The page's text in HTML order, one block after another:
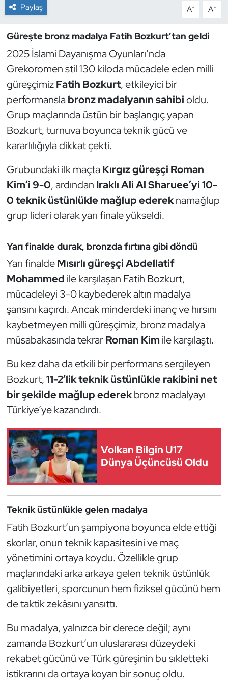
Paylaş A- A+
Güreşte bronz madalya Fatih Bozkurt’tan geldi
2025 İslami Dayanışma Oyunları’nda
Grekoromen stil 130 kiloda mücadele eden milli
güreşçimizFatih Bozkurt, etkileyici bir
performansla bronz madalyanın sahibioldu.
Grup maçlarında üstün bir başlangıç yapan
Bozkurt, turnuva boyunca teknik gücü ve
kararlılığıyla dikkat çekti.
Grubundaki ilk maçta Kırgız güreşçi Roman
Kim’i 9-0, ardından Iraklı Ali Al Sharuee’yi 10-
0 teknik üstünlükle mağlup edereknamağlup
grup lideri olarak yarı finale yükseldi.
Yarı finalde durak, bronzda fırtına gibi döndü
Yarı finaldeMısırlı güreşçi Abdellatif
Mohammed ile karşılaşan Fatih Bozkurt,
mücadeleyi 3-0 kaybederek altın madalya
şansını kaçırdı. Ancak minderdeki inanç ve hırsını
kaybetmeyen milli güreşçimiz, bronz madalya
müsabakasında tekrarRoman Kimile karşılaştı.
Bu kez daha da etkili bir performans sergileyen
Bozkurt,11-2’lik teknik üstünlükle rakibini net
bir şekilde mağlup ederekbronz madalyayı
Türkiye’ye kazandırdı.
Volkan Bilgin U17
Dünya Üçüncüsü Oldu
Teknik üstünlükle gelen madalya
Fatih Bozkurt’un şampiyona boyunca elde ettiği
skorlar, onun teknik kapasitesini ve maç
yönetimini ortaya koydu. Özellikle grup
maçlarındaki arka arkaya gelen teknik üstünlük
galibiyetleri, sporcunun hem fiziksel gücünü hem
de taktik zekâsını yansıttı.
Bu madalya, yalnızca bir derece değil; aynı
zamanda Bozkurt’un uluslararası düzeydeki
rekabet gücünü ve Türk güreşinin bu sıkletteki
istikrarını da ortaya koyan bir sonuç oldu.
Dövüş Sanatı
E-Spor
Eskrim
Futbol
Futsal
Genel
Golf
Güreş
Halter
Hava Sporları
Hentbol
İşitme Engelli Sporcular
Judo ve Kuraş
Kano ve Rafting
Karate
Kayak
Kempo
Kick Boks
Masa Tenisi
Modern Pentatlon
Motor Sporları
Muay Thai
Okçuluk
Optimist